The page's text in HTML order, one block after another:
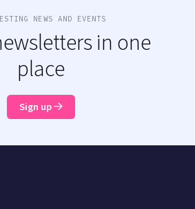
NEWS AND EVENTS
in one
place
Sign up